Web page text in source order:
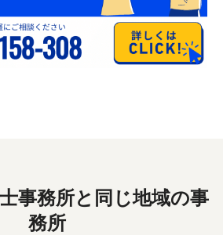
事務所と同じ地域の事
務所